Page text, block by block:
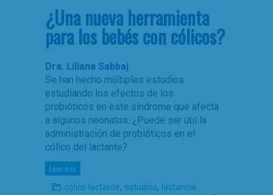
¿Una nueva herramienta
para los bebés con cólicos?
Dra. Liliana Sabbaj
Se han hecho múltiples estudios
estudiando los efectos de los
probióticos en este síndrome que afecta
a algunos neonatos. ¿Puede ser útil la
administración de probióticos en el
cólico del lactante?
Leer más
cólico lactante, estudios, lactancia